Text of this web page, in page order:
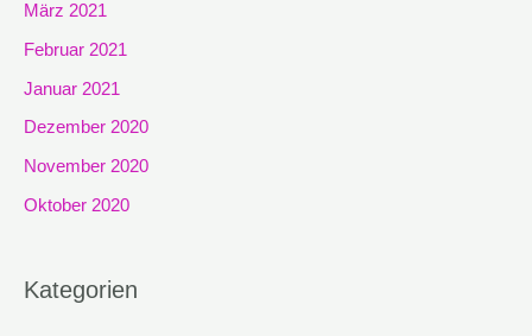
März 2021
Februar 2021
Januar 2021
Dezember 2020
November 2020
Oktober 2020
Kategorien